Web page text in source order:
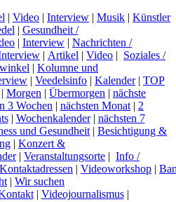
| Video | Interview | Musik | Künstler
| Gesundheit /
| Interview | Nachrichten /
| Artikel | Video | Soziales /
| Kolumne und
| Veedelsinfo | Kalender| TOP
| Morgen | Übermorgen | nächste
3 Wochen | nächsten Monat | 2
| Wochenkalender| nächsten 7
und Gesundheit | Besichtigung &
| Konzert &
| Veranstaltungsorte | Info /
Kontaktadressen | Videoworkshop |
| Wir suchen
| Videojournalismus|